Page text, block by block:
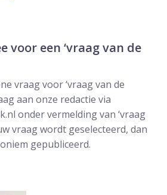
voor een ‘vraag van de
vraag voor ‘vraag van de
aan onze redactie via
onder vermelding van ‘vraag
vraag wordt geselecteerd, dan
gepubliceerd.